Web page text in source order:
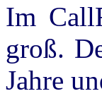
Im
groß.
Jahre